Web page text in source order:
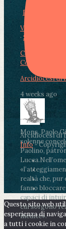
Photo
View on
· Share
Condividi su
Condividi su
Arcidiocesi di
4 weeks ago
Mons. Paolo
solenne
Paolino,
Lucca.
realtà che,
fanno
capaci di
cui sorgono
inedite».
Arcidiocesi di
Info-
Questo sito web
esperienza di
a tutti i cookie in